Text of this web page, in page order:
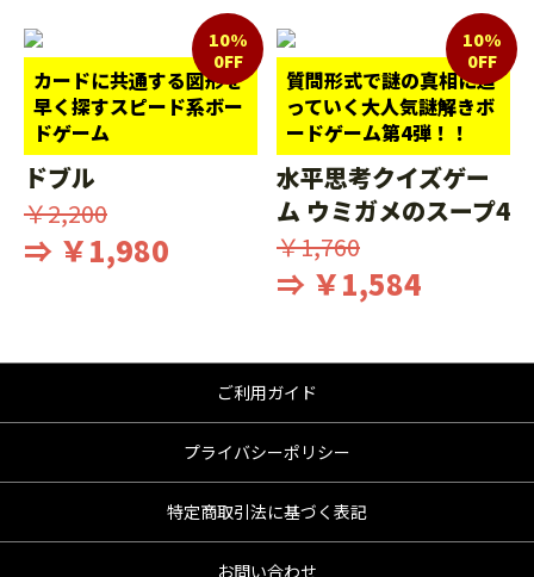
カードに共通する図形を
早く探すスピード系ボー
ドゲーム
10%
0FF
ドブル
￥2,200
⇒ ￥1,980
質問形式で謎の真相に迫
っていく大人気謎解きボ
ードゲーム第4弾！！
10%
0FF
水平思考クイズゲー
ム ウミガメのスープ4
￥1,760
⇒ ￥1,584
ご利用ガイド
プライバシーポリシー
特定商取引法に基づく表記
お問い合わせ